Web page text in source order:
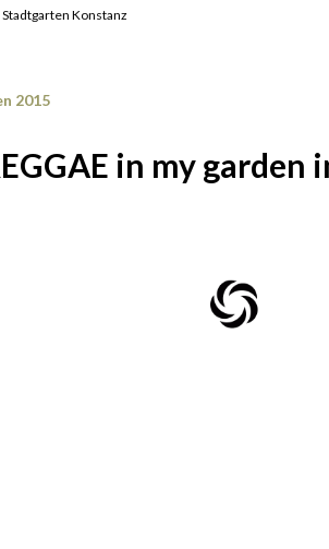
Konstanz
2015
in my garden